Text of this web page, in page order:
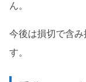
ん。
今後は損切で含
す。